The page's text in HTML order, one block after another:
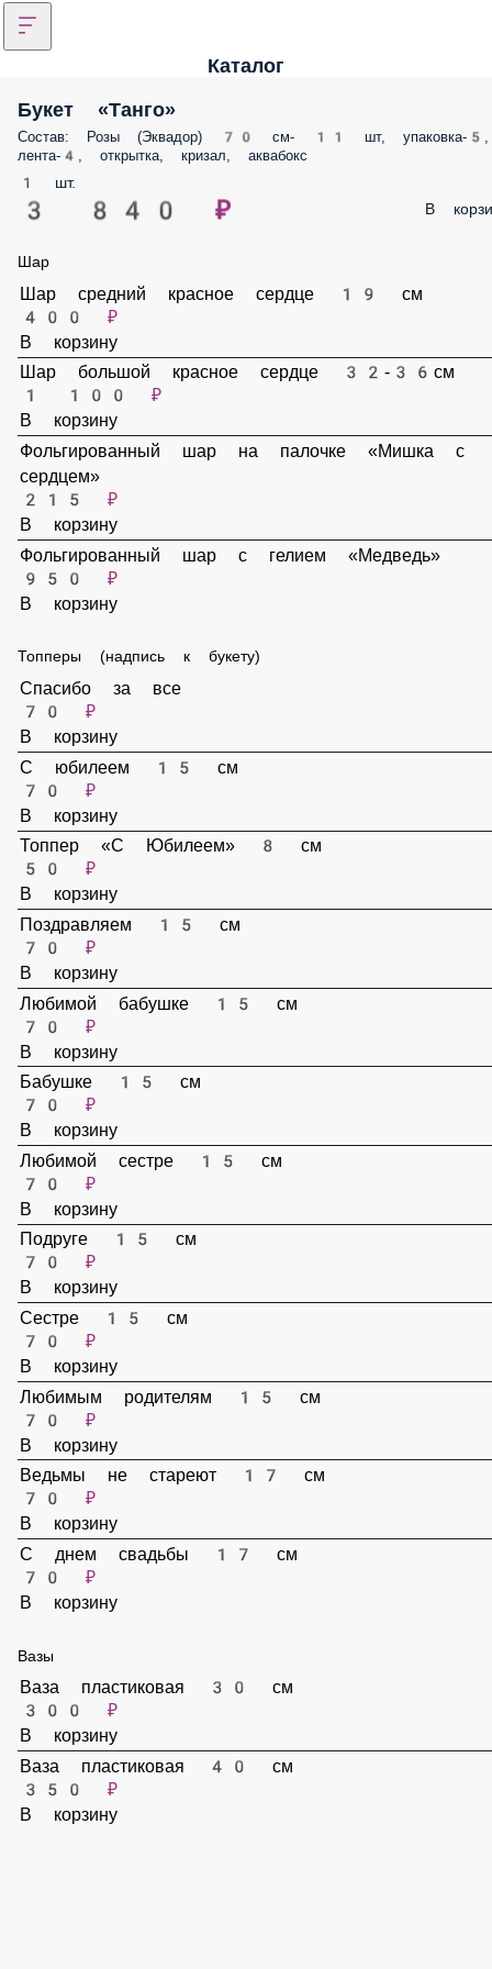
Каталог
Букет «Танго»
Состав: Розы (Эквадор) 70 см- 11 шт, упаковка-5, лента-4, открытка,
кризал, аквабокс
1 шт.
3 840 ₽ В
Шар
Шар средний красное сердце 19 см
400 ₽
В корзину
Шар большой красное сердце 32-36см
1 100 ₽
В корзину
Фольгированный шар на палочке «Мишка с сердцем»
215 ₽
В корзину
Фольгированный шар с гелием «Медведь»
В корзину
Топперы (надпись к букету)
Спасибо за все
70 ₽
В корзину
С юбилеем 15 см
70 ₽
В корзину
Топпер «С Юбилеем» 8 см
50 ₽
В корзину
Поздравляем 15 см
70 ₽
В корзину
Любимой бабушке 15 см
70 ₽
В корзину
Бабушке 15 см
70 ₽
В корзину
Любимой сестре 15 см
70 ₽
В корзину
Подруге 15 см
70 ₽
Сестре 15 см
70 ₽
В корзину
70 ₽
В корзину
Ведьмы не стареют 17 см
70 ₽
В корзину